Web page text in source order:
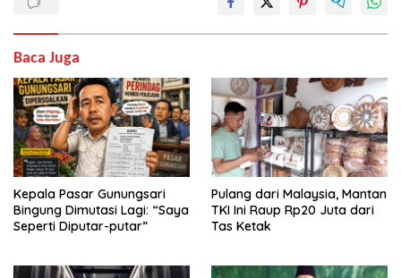
Baca Juga
Kepala Pasar Gunungsari
Bingung Dimutasi Lagi: “Saya
Seperti Diputar-putar”
Pulang dari Malaysia, Mantan
TKI Ini Raup Rp20 Juta dari
Tas Ketak